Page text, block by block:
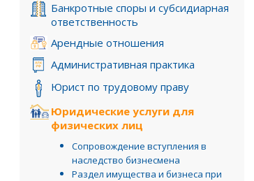
Банкротные споры и субсидиарная
ответственность
Арендные отношения
Административная практика
Юрист по трудовому праву
Юридические услуги для
физических лиц
Сопровождение вступления в
наследство бизнесмена
Раздел имущества и бизнеса при